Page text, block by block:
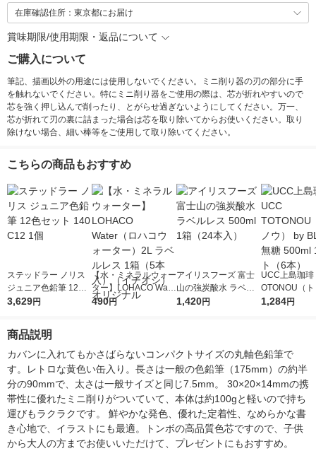
在庫確認住所：東京都にお届け
賞味期限/使用期限・返品について
ご購入について
筆記、描画以外の用途には使用しないでください。ミニ削り器の刃の部分に手
を触れないでください。特にミニ削り器をご使用の際は、芯が折れやすいので
芯を強く押し込んで削ったり、とがらせ過ぎないようにしてください。万一、
芯が折れて刃の裏に詰まった場合は芯を取り除いてからお使いください。取り
除けない場合、細い棒等をご使用して取り除いてください。
こちらの商品もおすすめ
ステッドラー ノリス
ジュニア色鉛筆 12色
セット 140 C12 1個
3,629円
【水・ミネラルウォー
ター】LOHACO Wate
r（ロハコウォータ
490円
アイリスフーズ 富士
山の強炭酸水 ラベル
レス 500ml 1箱（24
1,420円
UCC上島珈琲
OTONOU（
ウ） by
1,284円
商品説明
カバンに入れてもかさばらないコンパクトサイズの丸軸色鉛筆で
す。レトロな黄色い缶入り。長さは一般の色鉛筆（175mm）の約半
分の90mmで、太さは一般サイズと同じ7.5mm。 30×20×14mmの携
帯性に優れたミニ削りがついていて、本体は約100gと軽いので持ち
運びもラクラクです。 鮮やかな発色、優れた定着性、なめらかな書
き心地で、イラストにも最適。トンボの高品質色芯ですので、子供
から大人の方までお使いいただけて、プレゼントにもおすすめ。